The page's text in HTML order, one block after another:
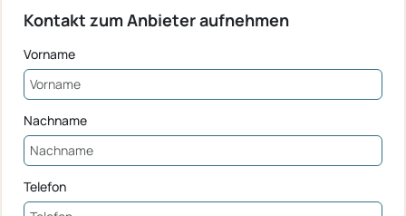
Kontakt zum Anbieter aufnehmen
Vorname
Nachname
Telefon